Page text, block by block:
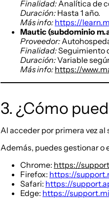
Finalidad:Analítica de
Duración: Hasta 1 año.
Más info: https://
Mautic (subdominio
Proveedor:
Finalidad:Seguimiento
Duración:Variable
Más info: https://
3. ¿Cómo
Al acceder por primera vez al
Además, puedes gestionar o
Chrome: https://
Firefox: https://
Safari: https://
Edge: https://